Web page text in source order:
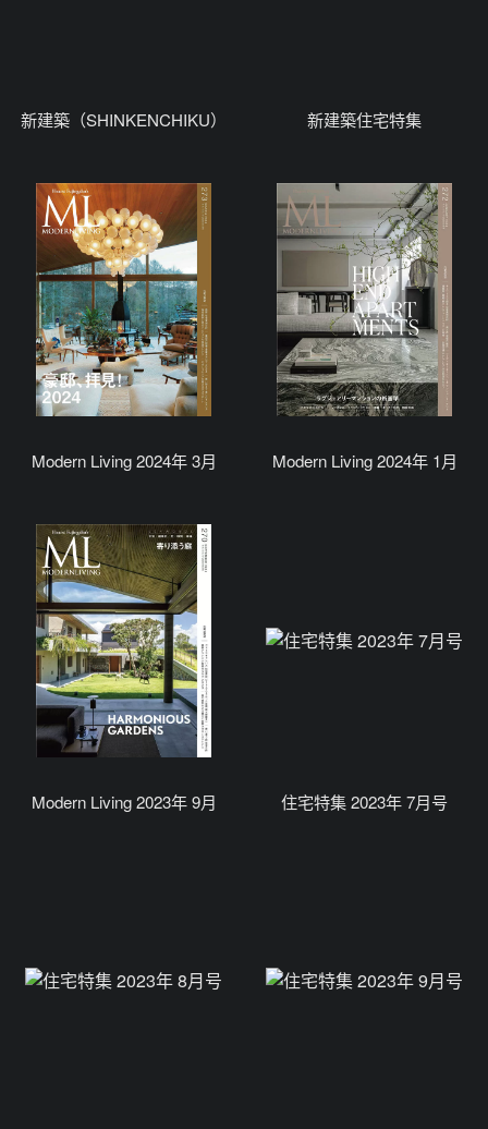
新建築（SHINKENCHIKU） 新建築住宅特集
Modern Living 2024年 3月 Modern Living 2024年 1月
Modern Living 2023年 9月 住宅特集 2023年 7月号